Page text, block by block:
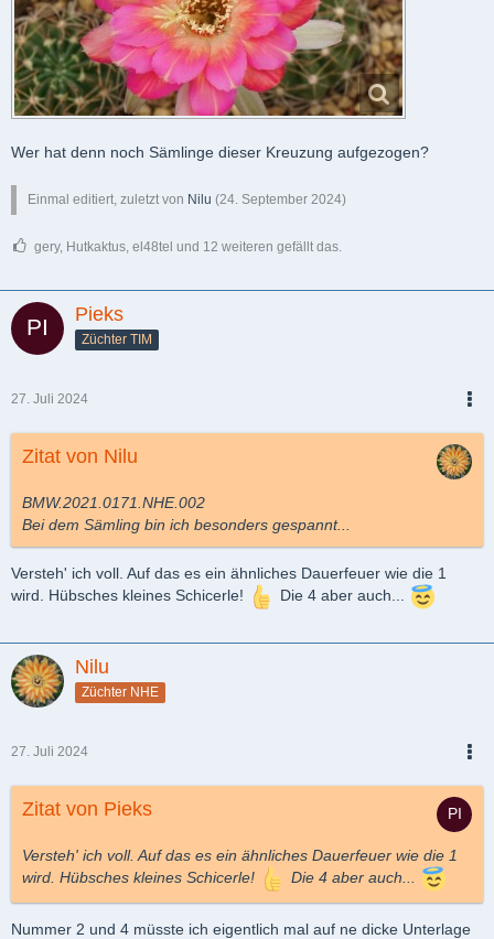
Wer hat denn noch Sämlinge dieser Kreuzung aufgezogen?
Einmal editiert, zuletzt von Nilu (24. September 2024)
gery, Hutkaktus, el48tel und 12 weiteren gefällt das.
Pieks
Züchter TIM
27. Juli 2024
Zitat von Nilu
BMW.2021.0171.NHE.002
Bei dem Sämling bin ich besonders gespannt...
Versteh' ich voll. Auf das es ein ähnliches Dauerfeuer wie die 1
wird. Hübsches kleines Schicerle!
Die 4 aber auch...
Nilu
Züchter NHE
27. Juli 2024
Zitat von Pieks
Versteh' ich voll. Auf das es ein ähnliches Dauerfeuer wie die 1
wird. Hübsches kleines Schicerle!
Die 4 aber auch...
Nummer 2 und 4 müsste ich eigentlich mal auf ne dicke Unterlage